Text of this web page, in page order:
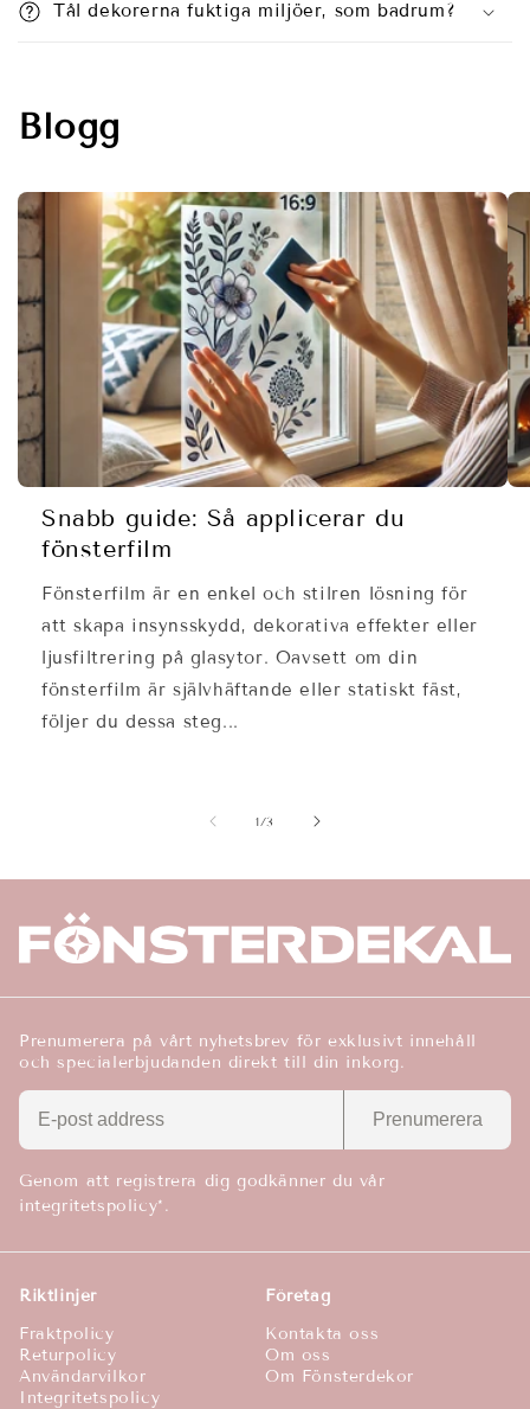
Tål dekorerna fuktiga miljöer, som badrum?
Blogg
Snabb guide: Så applicerar du
fönsterfilm
Fönsterfilm är en enkel och stilren lösning för
att skapa insynsskydd, dekorativa effekter eller
ljusfiltrering på glasytor. Oavsett om din
fönsterfilm är självhäftande eller statiskt fäst,
följer du dessa steg...
1/av
3
Prenumerera på vårt nyhetsbrev för exklusivt innehåll
och specialerbjudanden direkt till din inkorg.
Prenumerera
Genom att registrera dig godkänner du vår
integritetspolicy*.
Riktlinjer
Fraktpolicy
Returpolicy
Användarvilkor
Integritetspolicy
Företag
Kontakta oss
Om oss
Om Fönsterdekor